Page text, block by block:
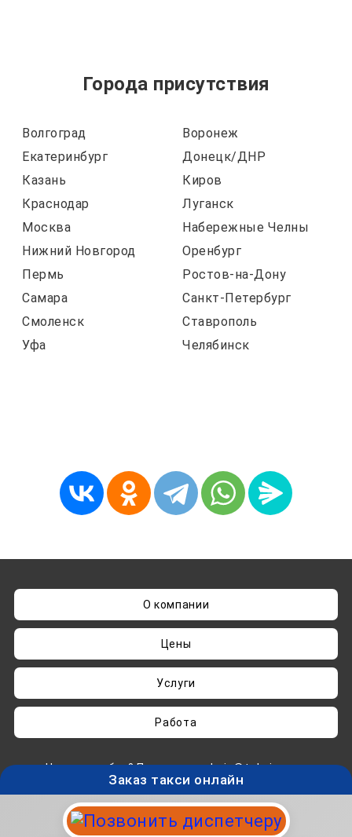
Города присутствия
Волгоград
Воронеж
Екатеринбург
Донецк/ДНР
Казань
Киров
Краснодар
Луганск
Москва
Набережные Челны
Нижний Новгород
Оренбург
Пермь
Ростов-на-Дону
Самара
Санкт-Петербург
Смоленск
Ставрополь
Уфа
Челябинск
О компании
Цены
Услуги
Работа
Нашли ошибку? Пишите наadmin@taksisvo.ru
Такси для СВОих - taksisvo.ru © 05.2025-2026.
Вся информация на данном сайте носит
исключительно ознакомительный характер и не
Заказ такси онлайн